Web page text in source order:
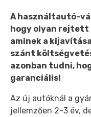
A használtautó-
hogy olyan rejtett
aminek a
szánt
azonban tudni,
garanciális!
Az új autóknál a
jellemzően 2-3 év,